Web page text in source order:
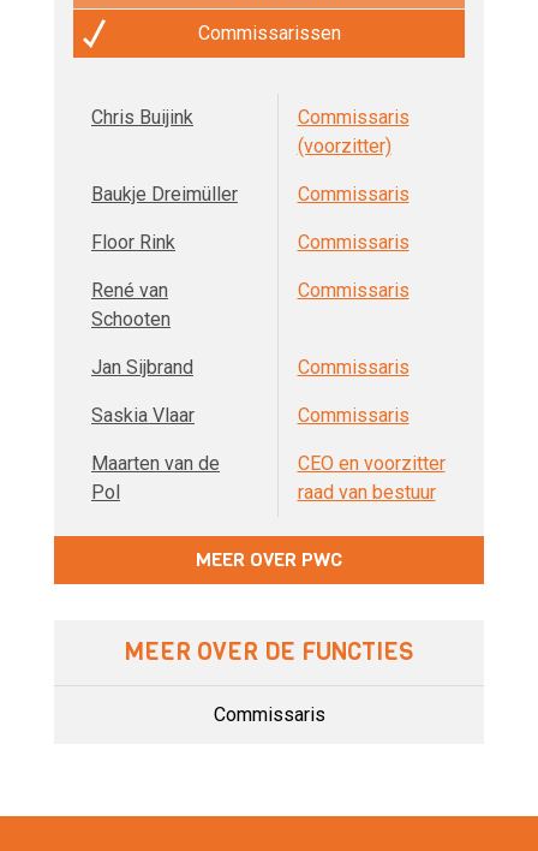
Commissarissen
Chris Buijink
Commissaris
(voorzitter)
Baukje Dreimüller Commissaris
Floor Rink Commissaris
René van
Schooten
Commissaris
Jan Sijbrand Commissaris
Saskia Vlaar Commissaris
Maarten van de
Pol
CEO en voorzitter
raad van bestuur
MEER OVER PWC
MEER OVER DE FUNCTIES
Commissaris